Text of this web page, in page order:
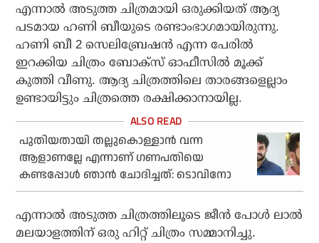
എന്നാൽ അടുത്ത ചിത്രമായി ഒരുക്കിയത് ആദ്യ
പടമായ ഹണി ബീയുടെ രണ്ടാംഭാഗമായിരുന്നു.
ഹണി ബീ 2 സെലിബ്രേഷൻ എന്ന പേരിൽ
ഇറക്കിയ ചിത്രം ബോക്സ്‌ ഓഫീസിൽ മൂക്ക്
കുത്തി വീണു. ആദ്യ ചിത്രത്തിലെ താരങ്ങളെല്ലാം
ഉണ്ടായിട്ടും ചിത്രത്തെ രക്ഷിക്കാനായില്ല.
പുതിയതായി തല്ലുകൊള്ളാന്‍ വന്ന
ആളാണല്ലേ എന്നാണ് ഗണപതിയെ
കണ്ടപ്പോള്‍ ഞാന്‍ ചോദിച്ചത്: ടൊവിനോ
എന്നാൽ അടുത്ത ചിത്രത്തിലൂടെ ജീൻ പോൾ ലാൽ
മലയാളത്തിന് ഒരു ഹിറ്റ്‌ ചിത്രം സമ്മാനിച്ചു.